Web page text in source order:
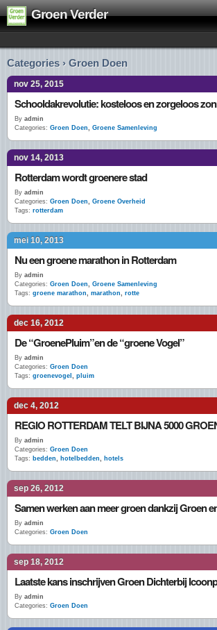
Groen Verder
Categories › Groen Doen
nov 25, 2015
Schooldakrevolutie: kosteloos en zorgeloos
By admin
Categories: Groen Doen, Groene Samenleving
nov 14, 2013
Rotterdam wordt groenere stad
By admin
Categories: Groen Doen, Groene Overheid
Tags: rotterdam
mei 10, 2013
Nu een groene marathon in Rotterdam
By admin
Categories: Groen Doen, Groene Samenleving
Tags: groene marathon, marathon, rotte
dec 16, 2012
De “GroenePluim”en de “groene Vogel”
By admin
Categories: Groen Doen
Tags: groenevogel , pluim
dec 4, 2012
REGIO ROTTERDAM TELT BIJNA 5000
By admin
Categories: Groen Doen
Tags: bedden, hotelbedden, hotels
sep 26, 2012
Samen werken aan meer groen dankzij Groen
By admin
Categories: Groen Doen
sep 18, 2012
Laatste kans inschrijven Groen Dichterbij
By admin
Categories: Groen Doen